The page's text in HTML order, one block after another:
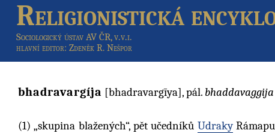
Religionistická
Sociologický ústav AV ČR, v.v.i.
hlavní editor: Zdeněk R. Nešpor
bhadravargíja [bhadravargīya], pál. bhaddavaggija
(1) „skupina blažených“, pět učedníků Udraky